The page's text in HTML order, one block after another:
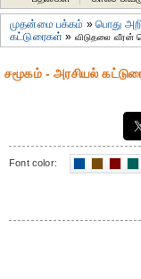
முதன்மை பக்கம் »பொது
கட்டுரைகள் » விடுதலை வீரன்
சமூகம் - அரசியல்
Font color: